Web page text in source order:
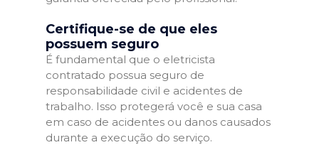
Certifique-se de que eles
possuem seguro
É fundamental que o eletricista
contratado possua seguro de
responsabilidade civil e acidentes de
trabalho. Isso protegerá você e sua casa
em caso de acidentes ou danos causados
durante a execução do serviço.